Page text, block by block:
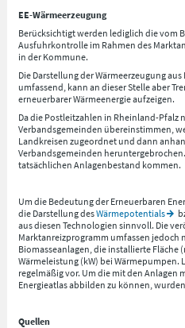
EE-Wärmeerzeugung
Berücksichtigt werden lediglich die vom
Ausfuhrkontrolle im Rahmen des
in der Kommune.
Die Darstellung der Wärmeerzeugung
umfassend, kann an dieser Stelle aber
erneuerbarer Wärmeenergie aufzeigen.
Da die Postleitzahlen in Rheinland-Pfalz
Verbandsgemeinden übereinstimmen,
Landkreisen zugeordnet und dann
Verbandsgemeinden
tatsächlichen Anlagenbestand kommen.
Um die Bedeutung der Erneuerbaren
die Darstellung desWärmepotentials
aus diesen Technologien sinnvoll. Die
Marktanreizprogramm umfassen jedoch
Biomasseanlagen, die installierte Fläche
Wärmeleistung (kW) bei Wärmepumpen.
regelmäßig vor. Um die mit den Anlagen
Energieatlas abbilden zu können,
Quellen